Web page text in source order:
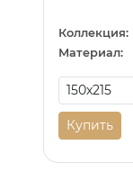
Коллекция:
Материал:
Купить